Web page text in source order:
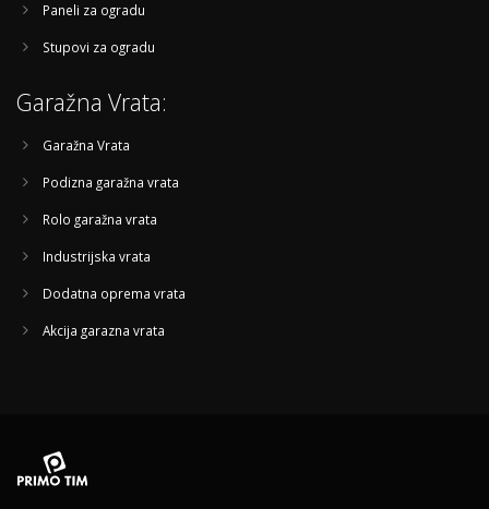
Paneli za ogradu
Stupovi za ogradu
Garažna Vrata:
Garažna Vrata
Podizna garažna vrata
Rolo garažna vrata
Industrijska vrata
Dodatna oprema vrata
Akcija garazna vrata